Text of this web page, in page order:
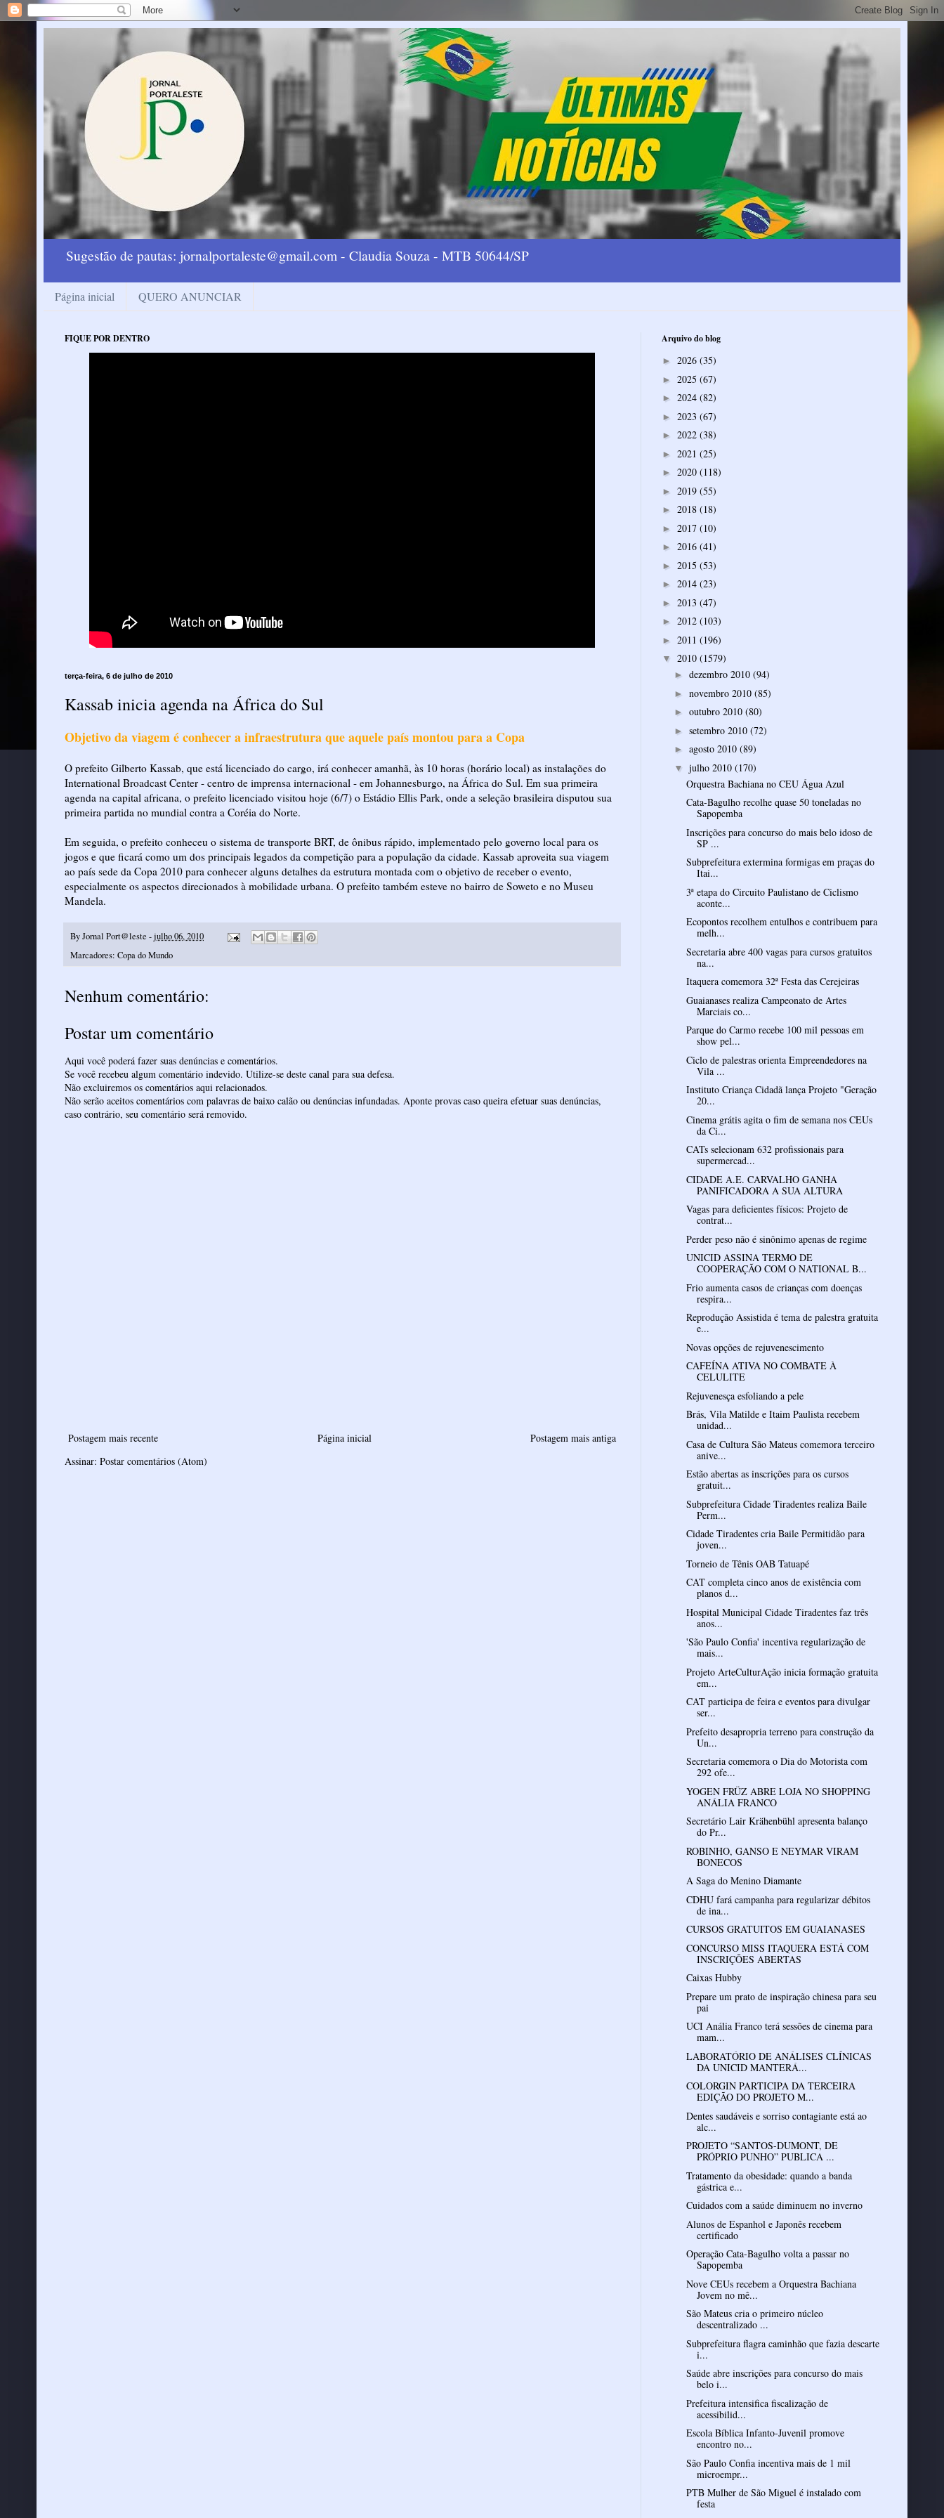
Sugestão de pautas: jornalportaleste@gmail.com - Claudia Souza - MTB 50644/SP
Página inicial QUERO ANUNCIAR
FIQUE POR DENTRO
terça-feira, 6 de julho de 2010
Kassab inicia agenda na África do Sul
Objetivo da viagem é conhecer a infraestrutura que aquele país montou para a Copa
O prefeito Gilberto Kassab, que está licenciado do cargo, irá conhecer amanhã, às 10 horas (horário local) as instalações do
International Broadcast Center - centro de imprensa internacional - em Johannesburgo, na África do Sul. Em sua primeira
agenda na capital africana, o prefeito licenciado visitou hoje (6/7) o Estádio Ellis Park, onde a seleção brasileira disputou sua
primeira partida no mundial contra a Coréia do Norte.
Em seguida, o prefeito conheceu o sistema de transporte BRT, de ônibus rápido, implementado pelo governo local para os
jogos e que ficará como um dos principais legados da competição para a população da cidade. Kassab aproveita sua viagem
ao país sede da Copa 2010 para conhecer alguns detalhes da estrutura montada com o objetivo de receber o evento,
especialmente os aspectos direcionados à mobilidade urbana. O prefeito também esteve no bairro de Soweto e no Museu
Mandela.
ByJornal Port@leste -julho 06, 2010
Marcadores: Copa do Mundo
Nenhum comentário:
Postar um comentário
Aqui você poderá fazer suas denúncias e comentários.
Se você recebeu algum comentário indevido. Utilize-se deste canal para sua defesa.
Não excluiremos os comentários aqui relacionados.
Não serão aceitos comentários com palavras de baixo calão ou denúncias infundadas. Aponte provas caso queira efetuar suas denúncias,
caso contrário, seu comentário será removido.
Postagem mais recente Postagem mais antiga
Página inicial
Assinar: Postar comentários (Atom)
Arquivo do blog
► 2026 (35)
► 2025 (67)
► 2024 (82)
► 2023 (67)
► 2022 (38)
► 2021 (25)
► 2020 (118)
► 2019 (55)
► 2018 (18)
► 2017 (10)
► 2016 (41)
► 2015 (53)
► 2014 (23)
► 2013 (47)
► 2012 (103)
► 2011 (196)
▼ 2010 (1579)
► dezembro 2010 (94)
► novembro 2010 (85)
► outubro 2010 (80)
► setembro 2010 (72)
► agosto 2010 (89)
▼ julho 2010 (170)
Orquestra Bachiana no CEU Água Azul
Cata-Bagulho recolhe quase 50 toneladas no
Sapopemba
Inscrições para concurso do mais belo idoso de
SP ...
Subprefeitura extermina formigas em praças do
Itai...
3ª etapa do Circuito Paulistano de Ciclismo
aconte...
Ecopontos recolhem entulhos e contribuem para
melh...
Secretaria abre 400 vagas para cursos gratuitos
na...
Itaquera comemora 32ª Festa das Cerejeiras
Guaianases realiza Campeonato de Artes
Marciais co...
Parque do Carmo recebe 100 mil pessoas em
show pel...
Ciclo de palestras orienta Empreendedores na
Vila ...
Instituto Criança Cidadã lança Projeto "Geração
20...
Cinema grátis agita o fim de semana nos CEUs
da Ci...
CATs selecionam 632 profissionais para
supermercad...
CIDADE A.E. CARVALHO GANHA
PANIFICADORA A SUA ALTURA
Vagas para deficientes físicos: Projeto de
contrat...
Perder peso não é sinônimo apenas de regime
UNICID ASSINA TERMO DE
COOPERAÇÃO COM O NATIONAL B...
Frio aumenta casos de crianças com doenças
respira...
Reprodução Assistida é tema de palestra gratuita
e...
Novas opções de rejuvenescimento
CAFEÍNA ATIVA NO COMBATE À
CELULITE
Rejuvenesça esfoliando a pele
Brás, Vila Matilde e Itaim Paulista recebem
unidad...
Casa de Cultura São Mateus comemora terceiro
anive...
Estão abertas as inscrições para os cursos
gratuit...
Subprefeitura Cidade Tiradentes realiza Baile
Perm...
Cidade Tiradentes cria Baile Permitidão para
joven...
Torneio de Tênis OAB Tatuapé
CAT completa cinco anos de existência com
planos d...
Hospital Municipal Cidade Tiradentes faz três
anos...
'São Paulo Confia' incentiva regularização de
mais...
Projeto ArteCulturAção inicia formação gratuita
em...
CAT participa de feira e eventos para divulgar
ser...
Prefeito desapropria terreno para construção da
Un...
Secretaria comemora o Dia do Motorista com
292 ofe...
YOGEN FRÜZ ABRE LOJA NO SHOPPING
ANÁLIA FRANCO
Secretário Lair Krähenbühl apresenta balanço
do Pr...
ROBINHO, GANSO E NEYMAR VIRAM
A Saga do Menino Diamante
CDHU fará campanha para regularizar débitos
de ina...
CURSOS GRATUITOS EM GUAIANASES
CONCURSO MISS ITAQUERA ESTÁ COM
INSCRIÇÕES ABERTAS
Caixas Hubby‏
Prepare um prato de inspiração chinesa para seu
pai‏
UCI Anália Franco terá sessões de cinema para
mam...
LABORATÓRIO DE ANÁLISES CLÍNICAS
DA UNICID MANTERÁ...
COLORGIN PARTICIPA DA TERCEIRA
EDIÇÃO DO PROJETO M...
Dentes saudáveis e sorriso contagiante está ao
alc...
PROJETO “SANTOS-DUMONT, DE
PRÓPRIO PUNHO” PUBLICA ...
Tratamento da obesidade: quando a banda
gástrica e...
Cuidados com a saúde diminuem no inverno
Alunos de Espanhol e Japonês recebem
certificado
Operação Cata-Bagulho volta a passar no
Sapopemba
Nove CEUs recebem a Orquestra Bachiana
Jovem no mê...
São Mateus cria o primeiro núcleo
descentralizado ...
Subprefeitura flagra caminhão que fazia descarte
i...
Saúde abre inscrições para concurso do mais
belo i...
Prefeitura intensifica fiscalização de
acessibilid...
Escola Bíblica Infanto-Juvenil promove
encontro no...
São Paulo Confia incentiva mais de 1 mil
microempr...
PTB Mulher de São Miguel é instalado com
festa